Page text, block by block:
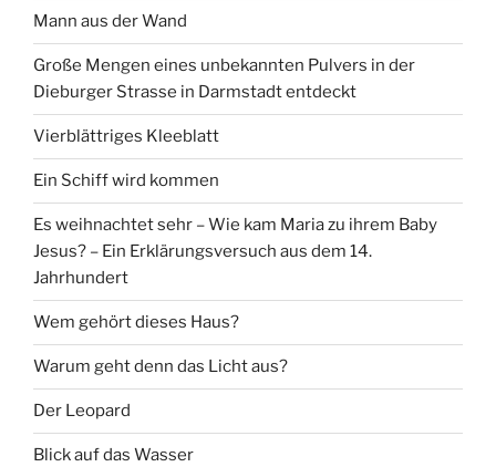
Mann aus der Wand
Große Mengen eines unbekannten Pulvers in der
Dieburger Strasse in Darmstadt entdeckt
Vierblättriges Kleeblatt
Ein Schiff wird kommen
Es weihnachtet sehr – Wie kam Maria zu ihrem Baby
Jesus? – Ein Erklärungsversuch aus dem 14.
Jahrhundert
Wem gehört dieses Haus?
Warum geht denn das Licht aus?
Der Leopard
Blick auf das Wasser